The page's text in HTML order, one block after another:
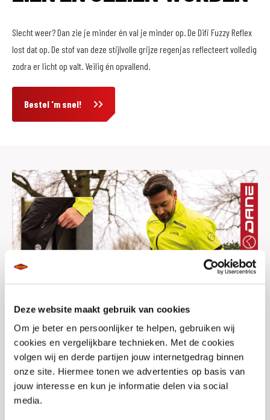
Deze website maakt gebruik van cookies
Om je beter en persoonlijker te helpen, gebruiken wij
cookies en vergelijkbare technieken. Met de cookies
volgen wij en derde partijen jouw internetgedrag binnen
onze site. Hiermee tonen we advertenties op basis van
jouw interesse en kun je informatie delen via social
media.
Slecht weer? Dan zie je minder én val je minder op. De Difi Fuzzy Reflex
lost dat op. De stof van deze stijlvolle grijze regenjas reflecteert volledig
zodra er licht op valt. Veilig én opvallend.
Bestel 'm snel!